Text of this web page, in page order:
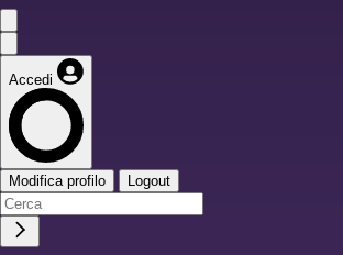
Accedi
Modifica profilo Logout